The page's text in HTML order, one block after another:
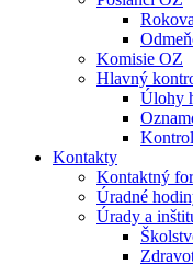
Komisie OZ
Hlavný
Úlohy
Kontakty
Kontaktný
Úradné
Úrady a